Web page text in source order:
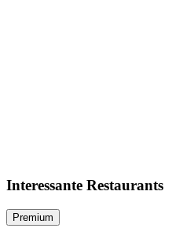
Interessante Restaurants
Premium